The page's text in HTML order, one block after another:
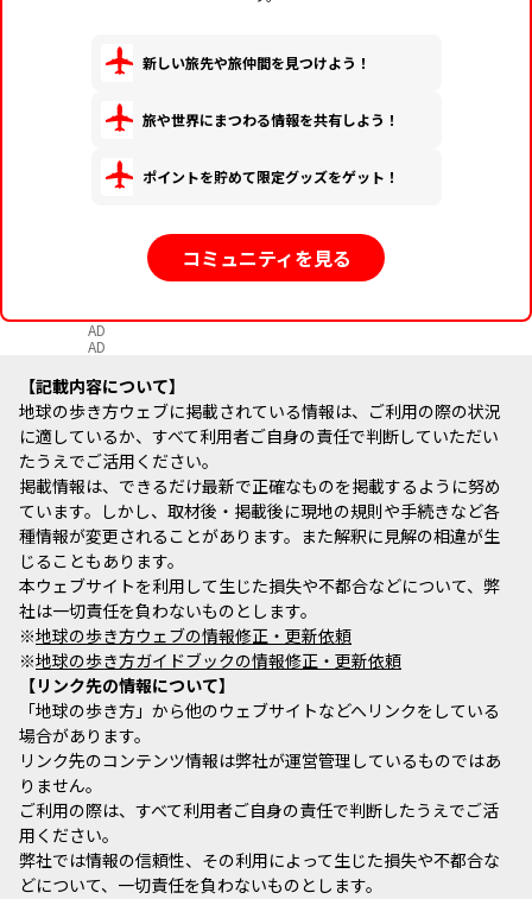
新しい旅先や旅仲間を見つけよう！
旅や世界にまつわる情報を共有しよう！
ポイントを貯めて限定グッズをゲット！
コミュニティを見る
AD
AD
記載内容について
地球の歩き方ウェブに掲載されている情報は、ご利用の際の状況
に適しているか、すべて利用者ご自身の責任で判断していただい
たうえでご活用ください。
掲載情報は、できるだけ最新で正確なものを掲載するように努め
ています。しかし、取材後・掲載後に現地の規則や手続きなど各
種情報が変更されることがあります。また解釈に見解の相違が生
じることもあります。
本ウェブサイトを利用して生じた損失や不都合などについて、弊
社は一切責任を負わないものとします。
※地球の歩き方ウェブの情報修正・更新依頼
※地球の歩き方ガイドブックの情報修正・更新依頼
リンク先の情報について
「地球の歩き方」から他のウェブサイトなどへリンクをしている
場合があります。
リンク先のコンテンツ情報は弊社が運営管理しているものではあ
りません。
ご利用の際は、すべて利用者ご自身の責任で判断したうえでご活
用ください。
弊社では情報の信頼性、その利用によって生じた損失や不都合な
どについて、一切責任を負わないものとします。